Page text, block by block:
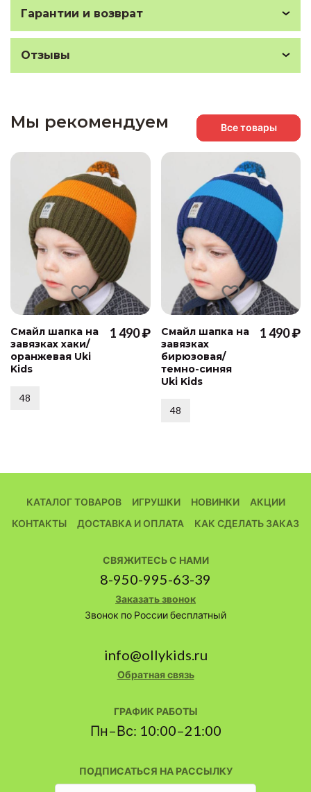
Гарантии и возврат
Отзывы
Мы рекомендуем Все товары
Смайл шапка на
завязках хаки/
оранжевая Uki
Kids
1 490 ₽
48
Смайл шапка на
завязках
бирюзовая/
темно-синяя
Uki Kids
1 490 ₽
48
КАТАЛОГ ТОВАРОВ ИГРУШКИ НОВИНКИ
АКЦИИ
КОНТАКТЫ
ДОСТАВКА И ОПЛАТА КАК СДЕЛАТЬ ЗАКАЗ
ПОДПИСАТЬСЯ НА РАССЫЛКУ
СВЯЖИТЕСЬ С НАМИ
8-950-995-63-39
Заказать звонок
Звонок по России бесплатный
info@ollykids.ru
Обратная связь
ГРАФИК РАБОТЫ
Пн–Вс: 10:00–21:00